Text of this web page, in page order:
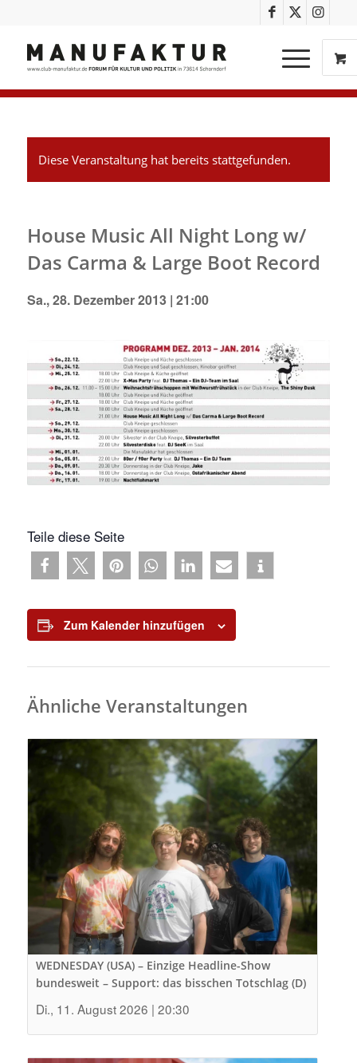
Diese Veranstaltung hat bereits stattgefunden.
House Music All Night Long w/
Das Carma & Large Boot Record
Sa., 28. Dezember 2013 | 21:00
Teile diese Seite
Zum Kalender hinzufügen
Ähnliche Veranstaltungen
WEDNESDAY (USA) – Einzige Headline-Show
bundesweit – Support: das bisschen Totschlag (D)
Di., 11. August 2026 | 20:30